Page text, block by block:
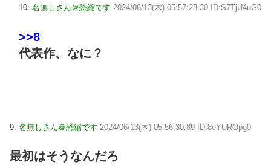
10: 名無しさん＠恐縮です 2024/06/13(木) 05:57:28.30 ID:S7TjU4uG0
>>8
代表作、なに？
9: 名無しさん＠恐縮です 2024/06/13(木) 05:56:30.89 ID:8eYUROpg0
最初はそうなんだろ